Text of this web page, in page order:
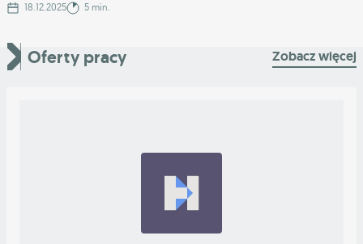
18.12.2025 5 min.
Oferty pracy Zobacz więcej